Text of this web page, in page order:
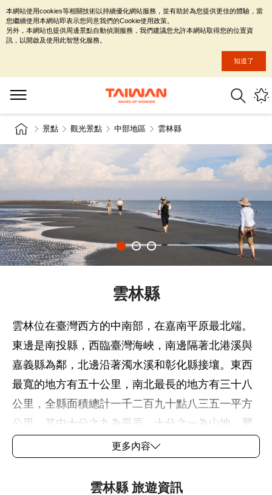
景點 觀光景點 中部地區 雲林縣
雲林縣
雲林位在臺灣西方的中南部，在嘉南平原最北端。
東邊是南投縣，西臨臺灣海峽，南邊隔著北港溪與
嘉義縣為鄰，北邊沿著濁水溪和彰化縣接壤。東西
最寬的地方有五十公里，南北最長的地方有三十八
公里，全縣面積總計一千二百九十點八三五一平方
公里。其中十分之九為平原，十分之一為山地，屬
亞熱帶型氣候，年均溫攝氏22.6度，年均雨量
十個鄉鎮市，除斗六市、古坑鄉及林內鄉靠近山
更多內容
雲林縣 旅遊資訊
本網站使用cookies等相關技術以持續優化網站服務，並有助於為您提供更佳的體驗，當
您繼續使用本網站即表示您同意我們的Cookie使用政策。
另外，本網站也提供周邊景點自動偵測服務，我們建議您允許本網站取得您的位置資
訊，以開啟及使用此智慧化服務。
知道了